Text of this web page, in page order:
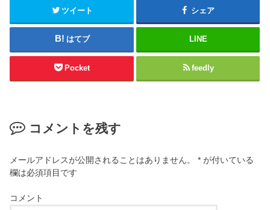
ツイート シェア
はてブ LINE
Pocket feedly
コメントを残す
メールアドレスが公開されることはありません。 * が付いている
欄は必須項目です
コメント